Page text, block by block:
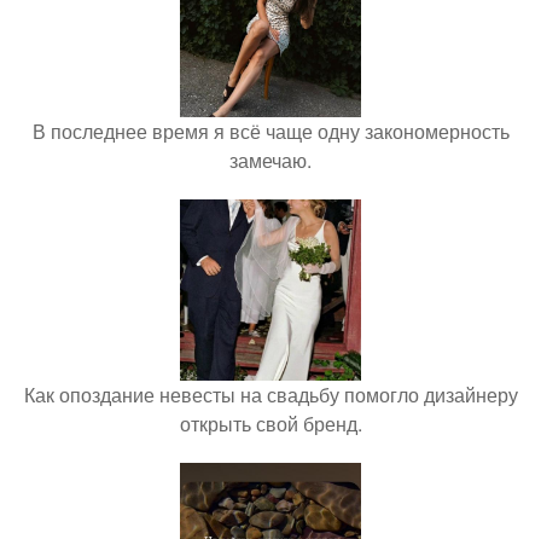
В последнее время я всё чаще одну закономерность
замечаю.
Как опоздание невесты на свадьбу помогло дизайнеру
открыть свой бренд.